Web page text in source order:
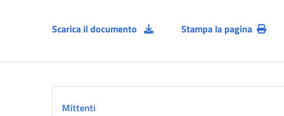
Scarica il documento Stampa la pagina
Mittenti